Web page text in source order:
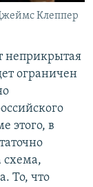
Клеппер
неприкрытая
ограничен
этого, в
схема,
То, что